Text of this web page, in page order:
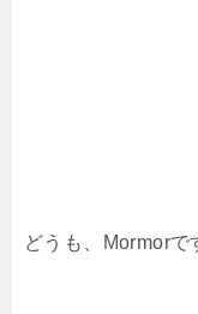
どうも、Mormorで